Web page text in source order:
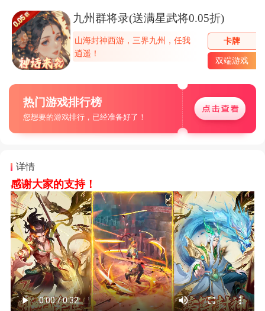
九州群将录(送满星武将0.05折)
山海封神西游，三界九州，任我
逍遥！
卡牌
双端游戏
热门游戏排行榜
您想要的游戏排行，已经准备好了！
详情
感谢大家的支持！